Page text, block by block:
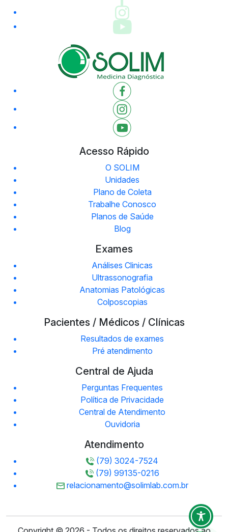
Acesso Rápido
O SOLIM
Unidades
Plano de Coleta
Trabalhe Conosco
Planos de Saúde
Blog
Exames
Análises Clinicas
Ultrassonografia
Anatomias Patológicas
Colposcopias
Pacientes / Médicos / Clínicas
Resultados de exames
Pré atendimento
Central de Ajuda
Perguntas Frequentes
Política de Privacidade
Central de Atendimento
Ouvidoria
Atendimento
(79) 3024-7524
(79) 99135-0216
relacionamento@solimlab.com.br